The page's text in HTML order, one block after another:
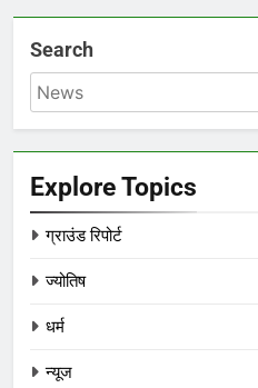
Search
Explore Topics
ग्राउंड रिपोर्ट
ज्योतिष
धर्म
न्यूज